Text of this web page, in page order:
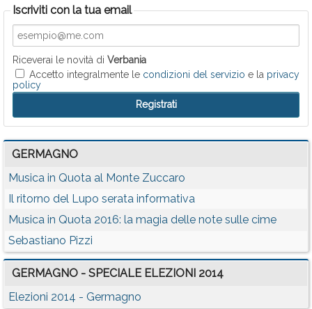
Iscriviti con la tua email
Riceverai le novità di Verbania
Accetto integralmente le condizioni del servizio e la privacy
policy
GERMAGNO
Musica in Quota al Monte Zuccaro
Il ritorno del Lupo serata informativa
Musica in Quota 2016: la magia delle note sulle cime
Sebastiano Pizzi
GERMAGNO - SPECIALE ELEZIONI 2014
Elezioni 2014 - Germagno